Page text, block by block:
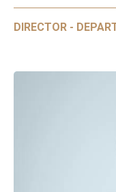
DIRECTOR -